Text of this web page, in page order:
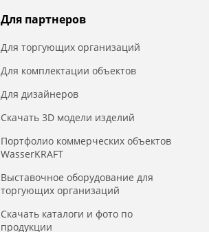
Для партнеров
Для торгующих организаций
Для комплектации объектов
Для дизайнеров
Скачать 3D модели изделий
Портфолио коммерческих объектов
WasserKRAFT
Выставочное оборудование для
торгующих организаций
Скачать каталоги и фото по
продукции